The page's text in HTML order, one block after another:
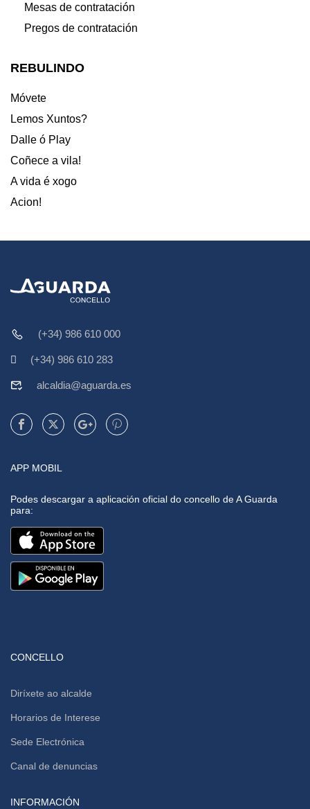
Mesas de contratación
Pregos de contratación
REBULINDO
Móvete
Lemos Xuntos?
Dalle ó Play
Coñece a vila!
A vida é xogo
Acion!
(+34) 986 610 000
(+34) 986 610 283
alcaldia@aguarda.es
APP MOBIL
Podes descargar a aplicación oficial do concello de A Guarda
para:
CONCELLO
Diríxete ao alcalde
Horarios de Interese
Sede Electrónica
Canal de denuncias
INFORMACIÓN